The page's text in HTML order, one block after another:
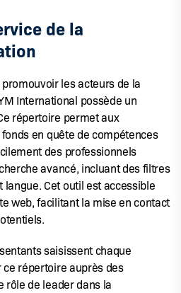
de la
les acteurs de la
International possède un
répertoire permet aux
en quête de compétences
des professionnels
avancé, incluant des filtres
langue. Cet outil est accessible
web, facilitant la mise en contact
saisissent chaque
répertoire auprès des
rôle de leader dans la